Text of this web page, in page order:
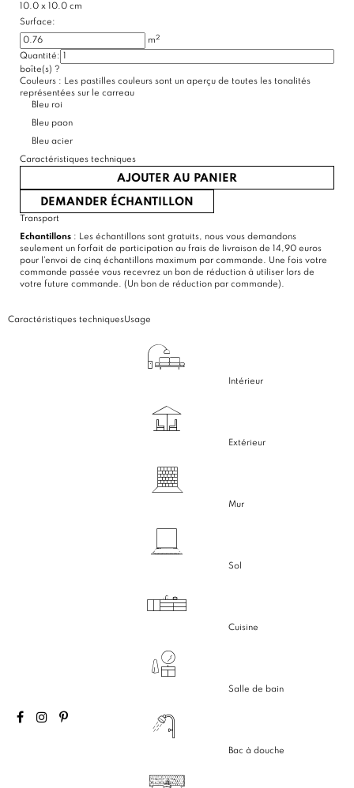
10.0 x 10.0 cm
Surface:
m2
Quantité:
boîte(s) ?
Couleurs : Les pastilles couleurs sont un aperçu de toutes les tonalités
représentées sur le carreau
Bleu roi
Bleu paon
Bleu acier
Caractéristiques techniques
AJOUTER AU PANIER
DEMANDER ÉCHANTILLON
Transport
Echantillons : Les échantillons sont gratuits, nous vous demandons
seulement un forfait de participation au frais de livraison de 14,90 euros
pour l'envoi de cinq échantillons maximum par commande. Une fois votre
commande passée vous recevrez un bon de réduction à utiliser lors de
votre future commande. (Un bon de réduction par commande).
Caractéristiques techniquesUsage
Intérieur
Extérieur
Mur
Sol
Cuisine
Salle de bain
Bac à douche